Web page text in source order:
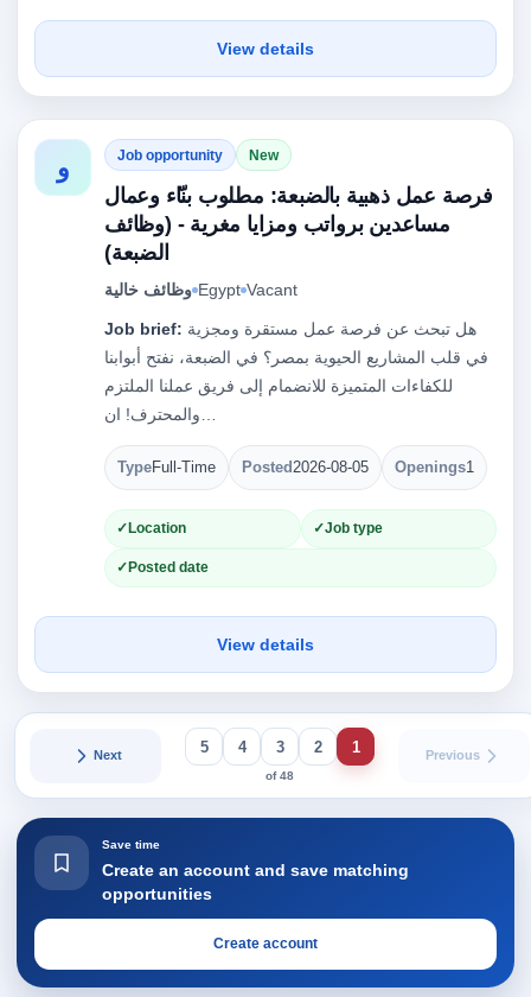
View details
و Job opportunity New
فرصة عمل ذهبية بالضبعة: مطلوب بنّاء وعمال
مساعدين برواتب ومزايا مغرية - (وظائف
الضبعة)
وظائف خالية Egypt Vacant
Job brief:
في قلب المشاريع الحيوية بمصر؟ في الضبعة، نفتح أبوابنا
للكفاءات المتميزة للانضمام إلى فريق عملنا الملتزم
TypeFull-Time Posted2026-08-05 Openings1
Location Job type
Posted date
View details
Previous
1
2
3
4
5
of 48
Next
Save time
Create an account and save matching
opportunities
Create account